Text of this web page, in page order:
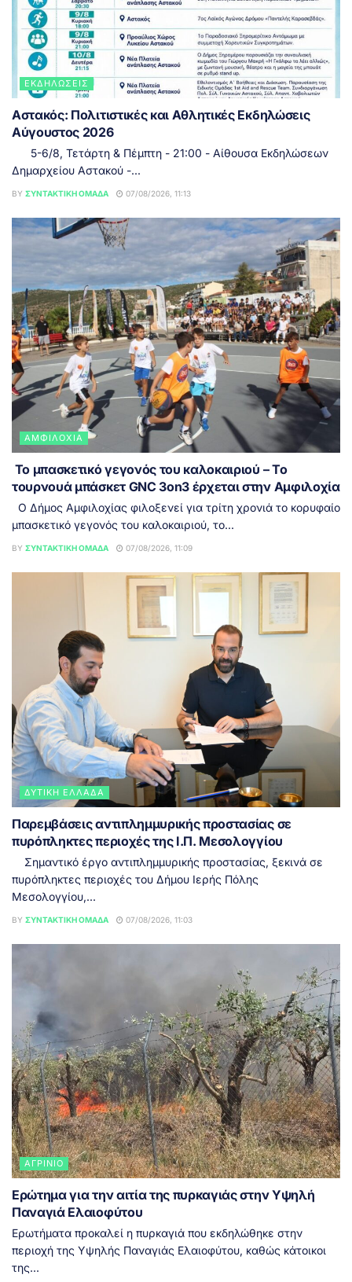
ΕΚΔΗΛΏΣΕΙΣ
Αστακός: Πολιτιστικές και Αθλητικές Εκδηλώσεις
Αύγουστος 2026
5-6/8, Τετάρτη & Πέμπτη - 21:00 - Αίθουσα Εκδηλώσεων
Δημαρχείου Αστακού -...
BY ΣΥΝΤΑΚΤΙΚΉ ΟΜΆΔΑ 07/08/2026, 11:13
ΑΜΦΙΛΟΧΊΑ
Το μπασκετικό γεγονός του καλοκαιριού – Το
τουρνουά μπάσκετ GNC 3on3 έρχεται στην Αμφιλοχία
Ο Δήμος Αμφιλοχίας φιλοξενεί για τρίτη χρονιά το κορυφαίο
μπασκετικό γεγονός του καλοκαιριού, το...
BY ΣΥΝΤΑΚΤΙΚΉ ΟΜΆΔΑ 07/08/2026, 11:09
ΔΥΤΙΚΉ ΕΛΛΆΔΑ
Παρεμβάσεις αντιπλημμυρικής προστασίας σε
πυρόπληκτες περιοχές της Ι.Π. Μεσολογγίου
Σημαντικό έργο αντιπλημμυρικής προστασίας, ξεκινά σε
πυρόπληκτες περιοχές του Δήμου Ιερής Πόλης
Μεσολογγίου,...
BY ΣΥΝΤΑΚΤΙΚΉ ΟΜΆΔΑ 07/08/2026, 11:03
ΑΓΡΊΝΙΟ
Ερώτημα για την αιτία της πυρκαγιάς στην Υψηλή
Παναγιά Ελαιοφύτου
Ερωτήματα προκαλεί η πυρκαγιά που εκδηλώθηκε στην
περιοχή της Υψηλής Παναγιάς Ελαιοφύτου, καθώς κάτοικοι
της...